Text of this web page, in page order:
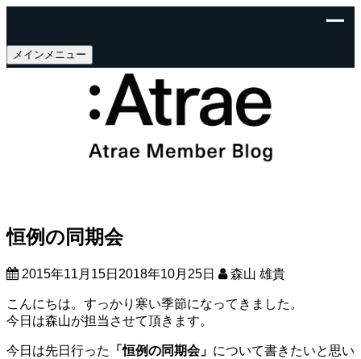
メインメニュー
恒例の同期会
2015年11月15日 2018年10月25日 森山 雄貴
こんにちは。すっかり寒い季節になってきました。
今日は森山が担当させて頂きます。
今日は先日行った 「恒例の同期会」 について書きたいと思い